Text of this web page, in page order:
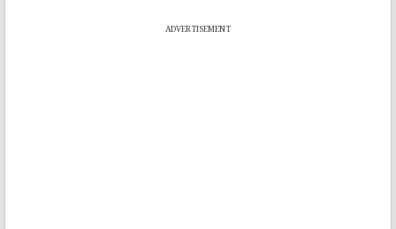
ADVERTISEMENT